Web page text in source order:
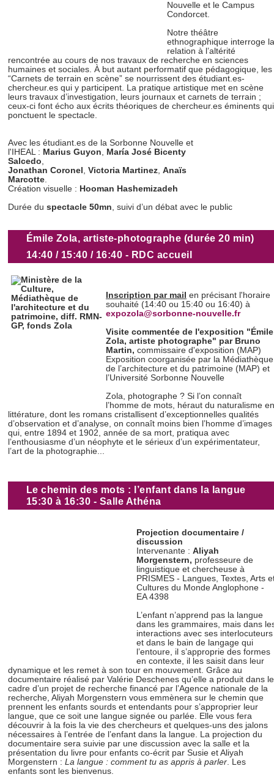
Nouvelle et le Campus
Condorcet.
Notre théâtre
ethnographique interroge la
relation à l’altérité
rencontrée au cours de nos travaux de recherche en sciences
humaines et sociales. À but autant performatif que pédagogique, les
“Carnets de terrain en scène” se nourrissent des étudiant.es-
chercheur.es qui y participent. La pratique artistique met en scène
leurs travaux d’investigation, leurs journaux et carnets de terrain ;
ceux-ci font écho aux écrits théoriques de chercheur.es éminents qui
ponctuent le spectacle.
Avec les étudiant.es de la Sorbonne Nouvelle et
l'IHEAL : Marius Guyon, María José Bicenty
Salcedo,
Jonathan Coronel , Victoria Martinez, Anaïs
Marcotte.
Création visuelle : Hooman Hashemizadeh
Durée du spectacle 50mn, suivi d’un débat avec le public
Émile Zola, artiste-photographe (durée 20 min)
14:40 / 15:40 / 16:40 - RDC accueil
Inscription par mail en précisant l'horaire
souhaité (14:40 ou 15:40 ou 16:40) à
expozola@sorbonne-nouvelle.fr
Visite commentée de l'exposition "Émile
Zola, artiste photographe" par Bruno
Martin, commissaire d'exposition (MAP)
Exposition coorganisée par la Médiathèque
de l’architecture et du patrimoine (MAP) et
l’Université Sorbonne Nouvelle
Zola, photographe ? Si l’on connaît
l’homme de mots, héraut du naturalisme en
littérature, dont les romans cristallisent d’exceptionnelles qualités
d’observation et d’analyse, on connaît moins bien l’homme d’images
qui, entre 1894 et 1902, année de sa mort, pratiqua avec
l’enthousiasme d’un néophyte et le sérieux d’un expérimentateur,
l’art de la photographie...
Le chemin des mots : l’enfant dans la langue
15:30 à 16:30 - Salle Athéna
Projection documentaire /
discussion
Intervenante : Aliyah
Morgenstern, professeure de
linguistique et chercheuse à
PRISMES - Langues, Textes, Arts
Cultures du Monde Anglophone -
EA 4398
L’enfant n’apprend pas la langue
dans les grammaires, mais dans
interactions avec ses interlocuteurs
et dans le bain de langage qui
l’entoure, il s’approprie des formes
en contexte, il les saisit dans leur
dynamique et les remet à son tour en mouvement. Grâce au
documentaire réalisé par Valérie Deschenes qu’elle a produit dans le
cadre d’un projet de recherche financé par l’Agence nationale de la
recherche, Aliyah Morgenstern vous emmènera sur le chemin que
prennent les enfants sourds et entendants pour s’approprier leur
langue, que ce soit une langue signée ou parlée. Elle vous fera
découvrir à la fois la vie des chercheurs et quelques-uns des jalons
nécessaires à l’entrée de l’enfant dans la langue. La projection du
documentaire sera suivie par une discussion avec la salle et la
présentation du livre pour enfants co-écrit par Susie et Aliyah
Morgenstern : La langue : comment tu as appris à parler. Les
enfants sont les bienvenus.